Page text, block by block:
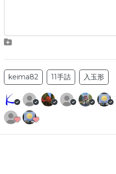
keima82 11手詰 入玉形